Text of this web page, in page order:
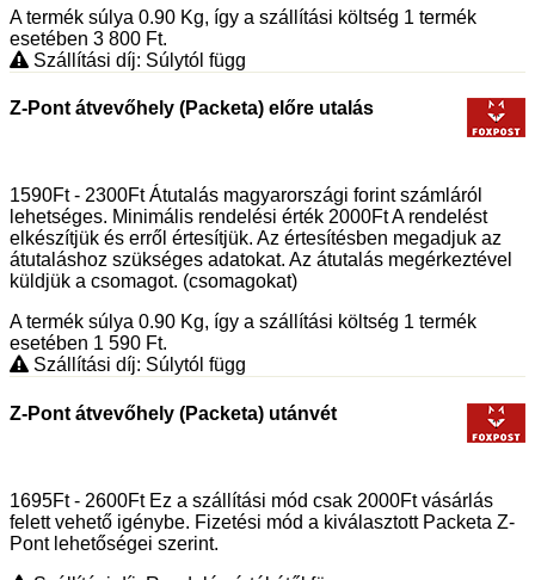
A termék súlya 0.90 Kg, így a szállítási költség 1 termék
esetében 3 800 Ft.
Szállítási díj: Súlytól függ
Z-Pont átvevőhely (Packeta) előre utalás
1590Ft - 2300Ft Átutalás magyarországi forint számláról
lehetséges. Minimális rendelési érték 2000Ft A rendelést
elkészítjük és erről értesítjük. Az értesítésben megadjuk az
átutaláshoz szükséges adatokat. Az átutalás megérkeztével
küldjük a csomagot. (csomagokat)
A termék súlya 0.90 Kg, így a szállítási költség 1 termék
esetében 1 590 Ft.
Szállítási díj: Súlytól függ
Z-Pont átvevőhely (Packeta) utánvét
1695Ft - 2600Ft Ez a szállítási mód csak 2000Ft vásárlás
felett vehető igénybe. Fizetési mód a kiválasztott Packeta Z-
Pont lehetőségei szerint.